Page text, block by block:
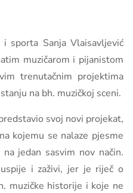
sporta Sanja Vlaisavljević
muzičarom i pijanistom
trenutačnim projektima
na bh. muzičkoj sceni.
svoj novi projekat,
kojemu se nalaze pjesme
jedan sasvim nov način.
i zaživi, jer je riječ o
muzičke historije i koje ne